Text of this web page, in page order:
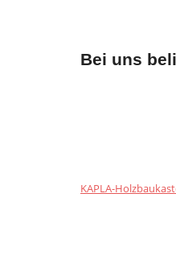
Bei uns
KAPLA-